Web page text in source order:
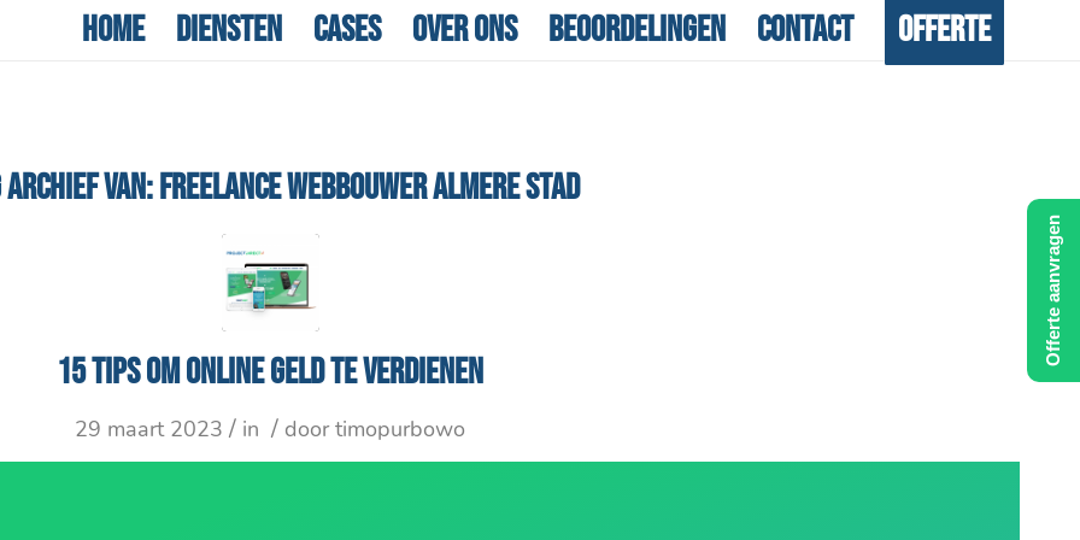
Home Diensten Cases Over ons Beoordelingen Contact Offerte
VAN:FREELANCE WEBBOUWER ALMERE STAD
15 tips om online geld te verdienen
29 maart 2023 / in / doortimopurbowo
Offerte aanvragen